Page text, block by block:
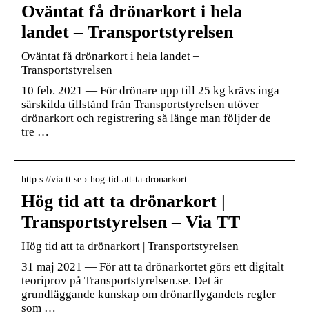
Oväntat få drönarkort i hela
landet – Transportstyrelsen
Oväntat få drönarkort i hela landet –
Transportstyrelsen
10 feb. 2021 — För drönare upp till 25 kg krävs inga
särskilda tillstånd från Transportstyrelsen utöver
drönarkort och registrering så länge man följder de
tre …
http s://via.tt.se › hog-tid-att-ta-dronarkort
Hög tid att ta drönarkort |
Transportstyrelsen – Via TT
Hög tid att ta drönarkort | Transportstyrelsen
31 maj 2021 — För att ta drönarkortet görs ett digitalt
teoriprov på Transportstyrelsen.se. Det är
grundläggande kunskap om drönarflygandets regler
som …